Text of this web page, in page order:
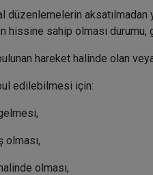
düzenlemelerin
hissine sahip olması durumu,
hareket halinde olan
edilebilmesi için:
olması,
olması,